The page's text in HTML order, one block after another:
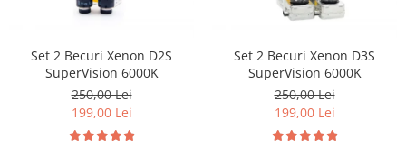
Set 2 Becuri Xenon D2S
SuperVision 6000K
250,00 Lei
199,00 Lei
Set 2 Becuri Xenon D3S
SuperVision 6000K
250,00 Lei
199,00 Lei